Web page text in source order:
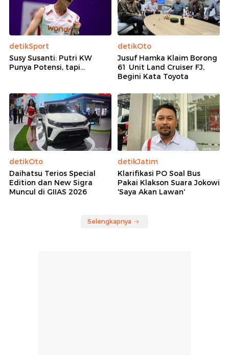
detikSport
Susy Susanti: Putri KW
Punya Potensi, tapi...
detikOto
Jusuf Hamka Klaim Borong
61 Unit Land Cruiser FJ,
Begini Kata Toyota
detikOto
Daihatsu Terios Special
Edition dan New Sigra
Muncul di GIIAS 2026
detikJatim
Klarifikasi PO Soal Bus
Pakai Klakson Suara Jokowi
'Saya Akan Lawan'
Selengkapnya